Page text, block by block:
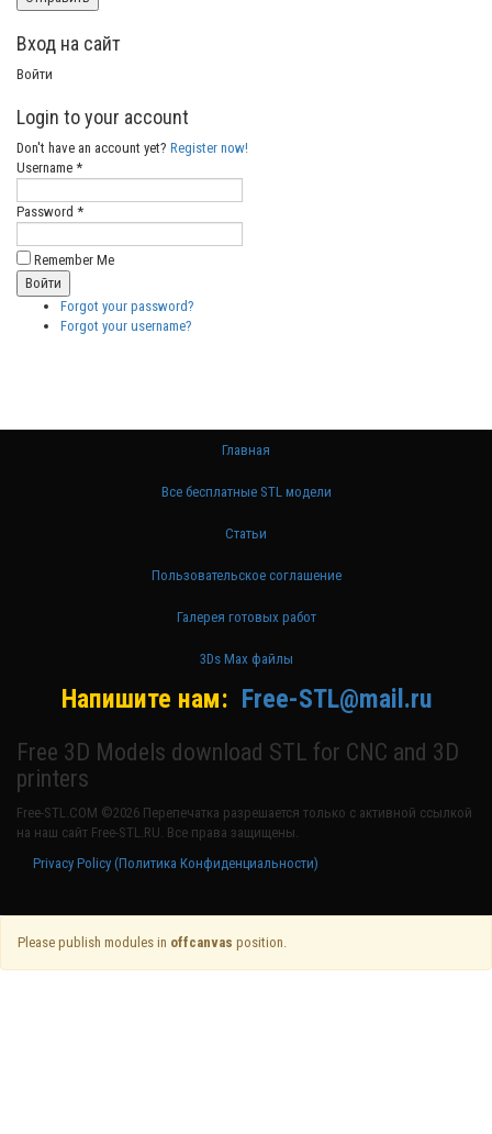
Вход на сайт
Войти
Login to your account
Don't have an account yet? Register now!
Username *
Password *
Remember Me
Forgot your password?
Forgot your username?
Главная
Все бесплатные STL модели
Статьи
Пользовательское соглашение
Галерея готовых работ
3Ds Max файлы
Напишите нам: Free-STL@mail.ru
Free 3D Models download STL for CNC and 3D
printers
Free-STL.COM ©2026 Перепечатка разрешается только с активной ссылкой
на наш сайт Free-STL.RU. Все права защищены.
Privacy Policy (Политика Конфиденциальности)
Please publish modules in offcanvas position.